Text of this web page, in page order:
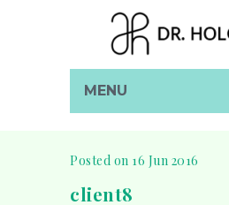
MENU
Posted on 16 Jun 2016
client8